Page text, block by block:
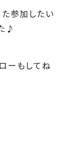
た参加したい
♪
ーもしてね